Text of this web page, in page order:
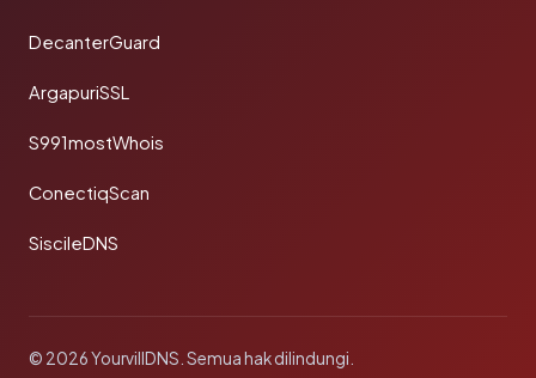
DecanterGuard
ArgapuriSSL
S991mostWhois
ConectiqScan
SiscileDNS
© 2026 YourvillDNS. Semua hak dilindungi.